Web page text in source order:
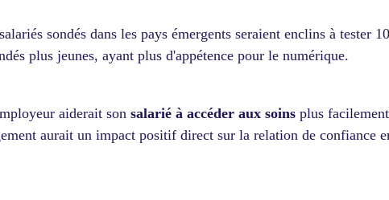
sondés dans les pays émergents seraient enclins à tester
plus jeunes, ayant plus d'appétence pour le numérique.
aiderait son salarié à accéder aux soins plus
aurait un impact positif direct sur la relation de confiance